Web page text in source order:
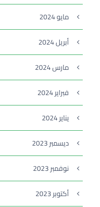
مايو 2024
أبريل 2024
مارس 2024
فبراير 2024
يناير 2024
ديسمبر 2023
نوفمبر 2023
أكتوبر 2023